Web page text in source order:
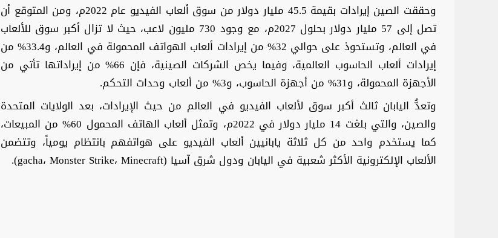
وحققت الصين إيرادات بقيمة 45.5 مليار دولار من سوق ألعاب الفيديو عام 2022م، ومن المتوقع أن
تصل إلى 57 مليار دولار بحلول 2027م، مع وجود 730 مليون لاعب، حيث لا تزال أكبر سوق للألعاب
في العالم، وتستحوذ على حوالي 32% من إيرادات ألعاب الهواتف المحمولة في العالم، و33.4% من
إيرادات ألعاب الحاسوب العالمية، وفيما يخص الشركات الصينية، فإن 66% من إيراداتها تأتي من
الأجهزة المحمولة، و31% من أجهزة الحاسوب، و3% من ألعاب وحدات التحكم.
وتعدُّ اليابان ثالث أكبر سوق لألعاب الفيديو في العالم من حيث الإيرادات، بعد الولايات المتحدة
والصين، والتي بلغت 14 مليار دولار في 2022م، وتمثل ألعاب الهاتف المحمول 60% من المبيعات،
كما يستخدم واحد من كل ثلاثة يابانيين ألعاب الفيديو على هواتفهم بانتظام يومياً، وتتضمن
الألعاب الإلكترونية الأكثر شعبية في اليابان ودول شرق آسيا (gacha، Monster Strike، Minecraft).